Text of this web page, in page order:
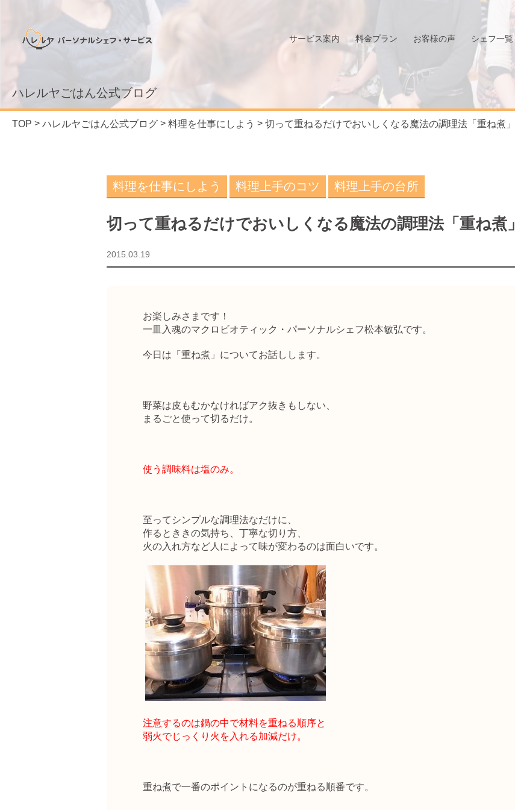
サービス案内 料金プラン お客様の声 シェフ一覧
ハレルヤごはん公式ブログ
TOP ハレルヤごはん公式ブログ 料理を仕事にしよう 切って重ねるだけでおいしくなる魔法の調理法「重ね煮」
切って重ねるだけでおいしくなる魔法の調理法「重ね煮」
料理を仕事にしよう 料理上手のコツ 料理上手の台所
2015.03.19
お楽しみさまです！
一皿入魂のマクロビオティック・パーソナルシェフ松本敏弘です。
今日は「重ね煮」についてお話しします。
野菜は皮もむかなければアク抜きもしない、
まるごと使って切るだけ。
使う調味料は塩のみ。
至ってシンプルな調理法なだけに、
作るとききの気持ち、丁寧な切り方、
火の入れ方など人によって味が変わるのは面白いです。
注意するのは鍋の中で材料を重ねる順序と
弱火でじっくり火を入れる加減だけ。
重ね煮で一番のポイントになるのが重ねる順番です。